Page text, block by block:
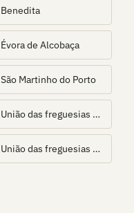
Benedita
Évora de Alcobaça
São Martinho do Porto
União das freguesias de Alcobaça e Vestiaria
União das freguesias de Pataias e Martingança